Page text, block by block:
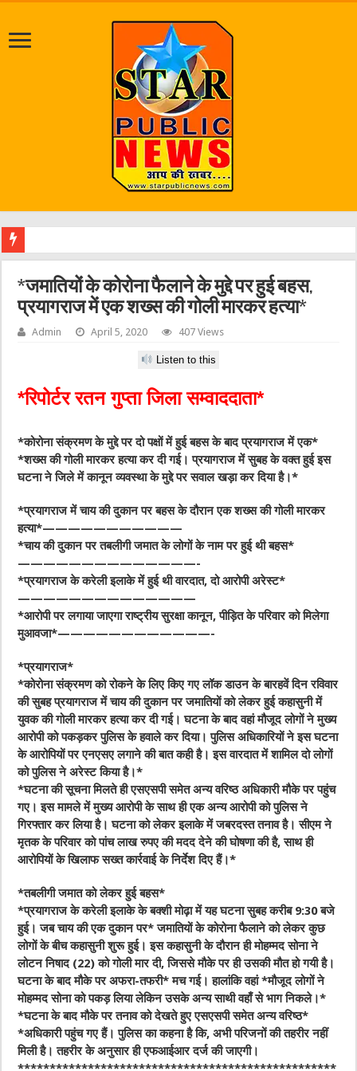
*जमातियों के कोरोना फैलाने के मुद्दे पर हुई बहस,
प्रयागराज में एक शख्स की गोली मारकर हत्या*
Admin April 5, 2020 407 Views
Listen to this
*रिपोर्टर रतन गुप्ता जिला सम्वाददाता*
*कोरोना संक्रमण के मुद्दे पर दो पक्षों में हुई बहस के बाद प्रयागराज में एक*
*शख्स की गोली मारकर हत्या कर दी गई। प्रयागराज में सुबह के वक्त हुई इस
घटना ने जिले में कानून व्यवस्था के मुद्दे पर सवाल खड़ा कर दिया है।*
*प्रयागराज में चाय की दुकान पर बहस के दौरान एक शख्स की गोली मारकर
हत्या*———————————
*चाय की दुकान पर तबलीगी जमात के लोगों के नाम पर हुई थी बहस*
——————————————-
*प्रयागराज के करेली इलाके में हुई थी वारदात, दो आरोपी अरेस्ट*
——————————————
*आरोपी पर लगाया जाएगा राष्ट्रीय सुरक्षा कानून, पीड़ित के परिवार को मिलेगा
मुआवजा*————————————-
*प्रयागराज*
*कोरोना संक्रमण को रोकने के लिए किए गए लॉक डाउन के बारहवें दिन रविवार
की सुबह प्रयागराज में चाय की दुकान पर जमातियों को लेकर हुई कहासुनी में
युवक की गोली मारकर हत्या कर दी गई। घटना के बाद वहां मौजूद लोगों ने मुख्य
आरोपी को पकड़कर पुलिस के हवाले कर दिया। पुलिस अधिकारियों ने इस घटना
के आरोपियों पर एनएसए लगाने की बात कही है। इस वारदात में शामिल दो लोगों
को पुलिस ने अरेस्ट किया है।*
*घटना की सूचना मिलते ही एसएसपी समेत अन्य वरिष्ठ अधिकारी मौके पर पहुंच
गए। इस मामले में मुख्य आरोपी के साथ ही एक अन्य आरोपी को पुलिस ने
गिरफ्तार कर लिया है। घटना को लेकर इलाके में जबरदस्त तनाव है। सीएम ने
मृतक के परिवार को पांच लाख रुपए की मदद देने की घोषणा की है, साथ ही
आरोपियों के खिलाफ सख्त कार्रवाई के निर्देश दिए हैं।*
*तबलीगी जमात को लेकर हुई बहस*
*प्रयागराज के करेली इलाके के बक्शी मोढ़ा में यह घटना सुबह करीब 9:30 बजे
हुई। जब चाय की एक दुकान पर* जमातियों के कोरोना फैलाने को लेकर कुछ
लोगों के बीच कहासुनी शुरू हुई। इस कहासुनी के दौरान ही मोहम्मद सोना ने
लोटन निषाद (22) को गोली मार दी, जिससे मौके पर ही उसकी मौत हो गयी है।
घटना के बाद मौके पर अफरा-तफरी* मच गई। हालांकि वहां *मौजूद लोगों ने
मोहम्मद सोना को पकड़ लिया लेकिन उसके अन्य साथी वहाँ से भाग निकले।*
*घटना के बाद मौके पर तनाव को देखते हुए एसएसपी समेत अन्य वरिष्ठ*
*अधिकारी पहुंच गए हैं। पुलिस का कहना है कि, अभी परिजनों की तहरीर नहीं
मिली है। तहरीर के अनुसार ही एफआईआर दर्ज की जाएगी।